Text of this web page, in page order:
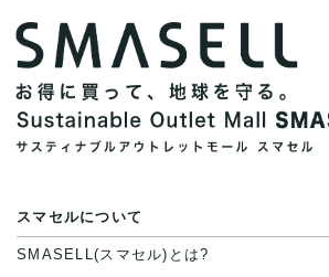
スマセルについて
SMASELL(スマセル)とは?